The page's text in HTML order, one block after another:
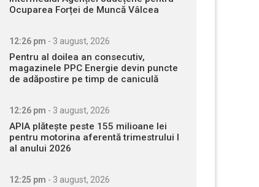
Ocuparea Forței de Muncă Vâlcea
12:26 pm - 3 august, 2026
Pentru al doilea an consecutiv,
magazinele PPC Energie devin puncte
de adăpostire pe timp de caniculă
12:26 pm - 3 august, 2026
APIA plătește peste 155 milioane lei
pentru motorina aferentă trimestrului I
al anului 2026
12:25 pm - 3 august, 2026